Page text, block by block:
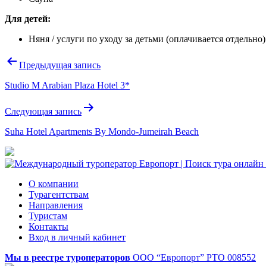
Для детей:
Няня / услуги по уходу за детьми (оплачивается отдельно)
Навигация
записям
Предыдущая запись
Studio M Arabian Plaza Hotel 3*
Следующая запись
Suha Hotel Apartments By Mondo-Jumeirah Beach
О компании
Турагентствам
Направления
Туристам
Контакты
Вход в личный кабинет
Мы в реестре туроператоров ООО “Европорт” РТО 008552